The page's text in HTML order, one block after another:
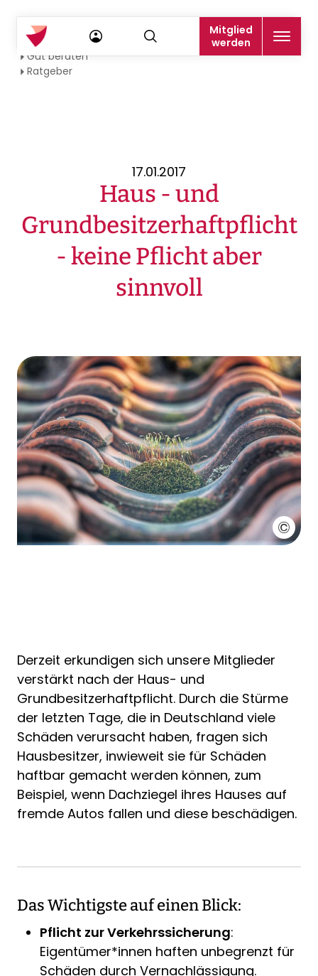
Mitglied
werden
Startseite
Gut beraten
Ratgeber
17.01.2017
Haus - und
Grundbesitzerhaftpflicht
- keine Pflicht aber
sinnvoll
Derzeit erkundigen sich unsere Mitglieder
verstärkt nach der Haus- und
Grundbesitzerhaftpflicht. Durch die Stürme
der letzten Tage, die in Deutschland viele
Schäden verursacht haben, fragen sich
Hausbesitzer, inwieweit sie für Schäden
haftbar gemacht werden können, zum
Beispiel, wenn Dachziegel ihres Hauses auf
fremde Autos fallen und diese beschädigen.
Das Wichtigste auf einen Blick:
Pflicht zur Verkehrssicherung:
Eigentümer*innen haften unbegrenzt für
Schäden durch Vernachlässigung.